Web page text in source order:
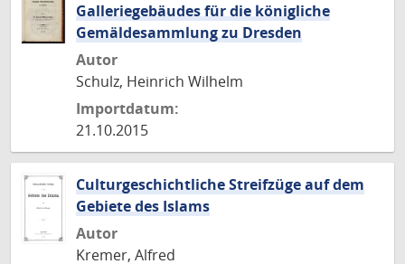
Galleriegebäudes für die königliche
Gemäldesammlung zu Dresden
Autor
Schulz, Heinrich Wilhelm
Importdatum:
21.10.2015
Culturgeschichtliche Streifzüge auf dem
Gebiete des Islams
Autor
Kremer, Alfred